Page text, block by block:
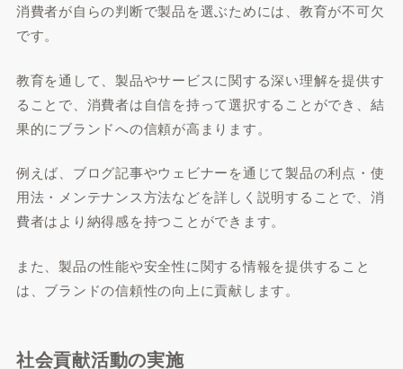
消費者が自らの判断で製品を選ぶためには、教育が不可欠
です。
教育を通して、製品やサービスに関する深い理解を提供す
ることで、消費者は自信を持って選択することができ、結
果的にブランドへの信頼が高まります。
例えば、ブログ記事やウェビナーを通じて製品の利点・使
用法・メンテナンス方法などを詳しく説明することで、消
費者はより納得感を持つことができます。
また、製品の性能や安全性に関する情報を提供すること
は、ブランドの信頼性の向上に貢献します。
社会貢献活動の実施